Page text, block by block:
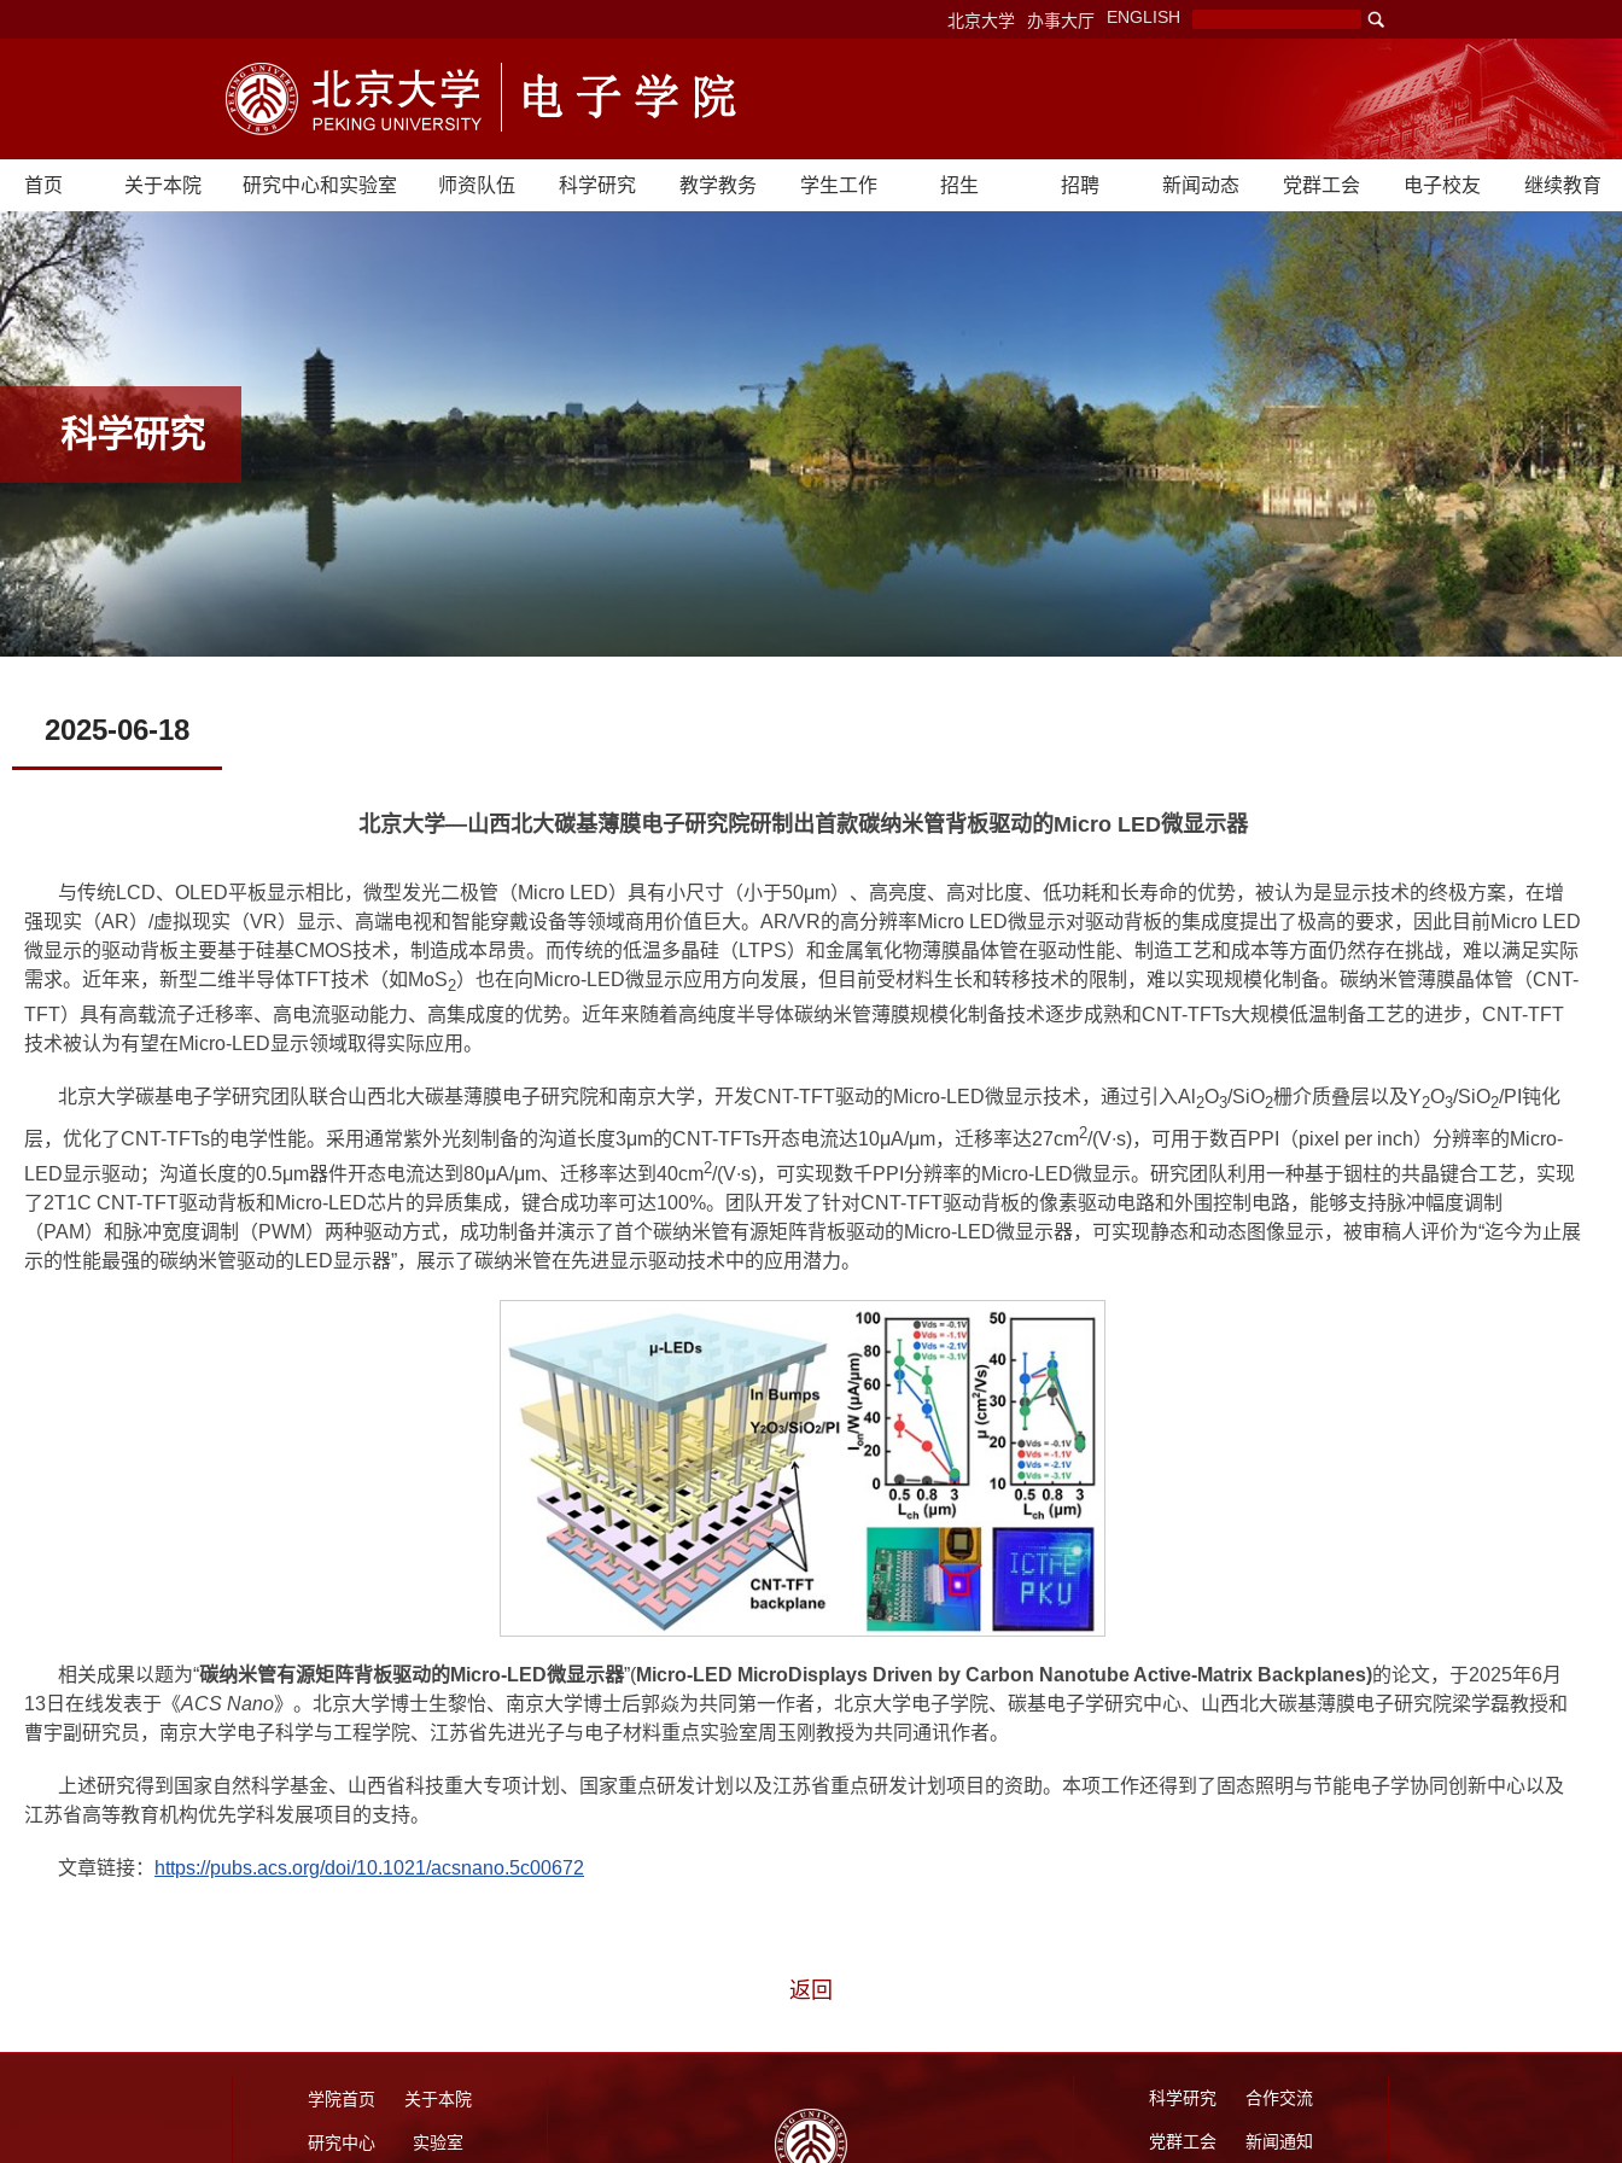
北京大学 办事大厅 ENGLISH
首页 关于本院 研究中心和实验室 师资队伍 科学研究 教学教务 学生工作 招生 招聘 新闻动态 党群工会 电子校友 继续教育
科学研究
2025-06-18
北京大学—山西北大碳基薄膜电子研究院研制出首款碳纳米管背板驱动的Micro LED微显示器
与传统LCD、OLED平板显示相比，微型发光二极管（Micro LED）具有小尺寸（小于50μm）、高亮度、高对比度、低功耗和长寿命的优势，被认为是显示技术的终极方案，在增
强现实（AR）/虚拟现实（VR）显示、高端电视和智能穿戴设备等领域商用价值巨大。AR/VR的高分辨率Micro LED微显示对驱动背板的集成度提出了极高的要求，因此目前Micro LED
微显示的驱动背板主要基于硅基CMOS技术，制造成本昂贵。而传统的低温多晶硅（LTPS）和金属氧化物薄膜晶体管在驱动性能、制造工艺和成本等方面仍然存在挑战，难以满足实际
需求。近年来，新型二维半导体TFT技术（如MoS2）也在向Micro-LED微显示应用方向发展，但目前受材料生长和转移技术的限制，难以实现规模化制备。碳纳米管薄膜晶体管（CNT-
TFT）具有高载流子迁移率、高电流驱动能力、高集成度的优势。近年来随着高纯度半导体碳纳米管薄膜规模化制备技术逐步成熟和CNT-TFTs大规模低温制备工艺的进步，CNT-TFT
技术被认为有望在Micro-LED显示领域取得实际应用。
北京大学碳基电子学研究团队联合山西北大碳基薄膜电子研究院和南京大学，开发CNT-TFT驱动的Micro-LED微显示技术，通过引入Al 2O3/SiO2栅介质叠层以及Y2O3/SiO2/PI钝化
层，优化了CNT-TFTs的电学性能。采用通常紫外光刻制备的沟道长度3μm的CNT-TFTs开态电流达10μA/μm，迁移率达27cm2/(V∙s)，可用于数百PPI（pixel per inch）分辨率的Micro-
LED显示驱动；沟道长度的0.5μm器件开态电流达到80μA/μm、迁移率达到40cm2/(V∙s)，可实现数千PPI分辨率的Micro-LED微显示。研究团队利用一种基于铟柱的共晶键合工艺，实现
了2T1C CNT-TFT驱动背板和Micro-LED芯片的异质集成，键合成功率可达100%。团队开发了针对CNT-TFT驱动背板的像素驱动电路和外围控制电路，能够支持脉冲幅度调制
（PAM）和脉冲宽度调制（PWM）两种驱动方式，成功制备并演示了首个碳纳米管有源矩阵背板驱动的Micro-LED微显示器，可实现静态和动态图像显示，被审稿人评价为“迄今为止展
示的性能最强的碳纳米管驱动的LED显示器”，展示了碳纳米管在先进显示驱动技术中的应用潜力。
相关成果以题为“碳纳米管有源矩阵背板驱动的Micro-LED微显示器”(Micro-LED MicroDisplays Driven by Carbon Nanotube Active-Matrix Backplanes)的论文，于2025年6月
13日在线发表于《ACS Nano》。北京大学博士生黎怡、南京大学博士后郭焱为共同第一作者，北京大学电子学院、碳基电子学研究中心、山西北大碳基薄膜电子研究院梁学磊教授和
曹宇副研究员，南京大学电子科学与工程学院、江苏省先进光子与电子材料重点实验室周玉刚教授为共同通讯作者。
上述研究得到国家自然科学基金、山西省科技重大专项计划、国家重点研发计划以及江苏省重点研发计划项目的资助。本项工作还得到了固态照明与节能电子学协同创新中心以及
江苏省高等教育机构优先学科发展项目的支持。
文章链接： https://pubs.acs.org/doi/10.1021/acsnano.5c00672
返回
学院首页 关于本院
研究中心 实验室
科学研究 合作交流
党群工会 新闻通知